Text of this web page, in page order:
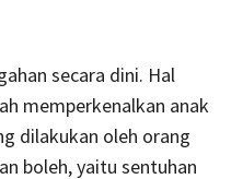
secara dini. Hal
memperkenalkan anak
dilakukan oleh orang
boleh, yaitu sentuhan